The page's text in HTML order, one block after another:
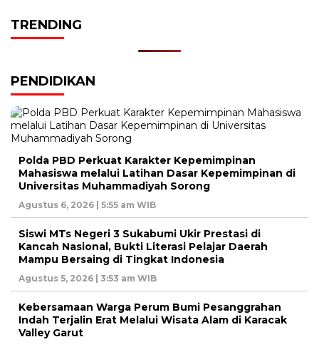
TRENDING
PENDIDIKAN
Polda PBD Perkuat Karakter Kepemimpinan
Mahasiswa melalui Latihan Dasar Kepemimpinan di
Universitas Muhammadiyah Sorong
Agustus 6, 2026 | 5:55 am WIB
Siswi MTs Negeri 3 Sukabumi Ukir Prestasi di
Kancah Nasional, Bukti Literasi Pelajar Daerah
Mampu Bersaing di Tingkat Indonesia
Agustus 5, 2026 | 3:53 am WIB
Kebersamaan Warga Perum Bumi Pesanggrahan
Indah Terjalin Erat Melalui Wisata Alam di Karacak
Valley Garut